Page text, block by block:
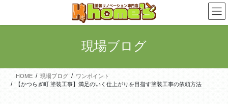
テ
移
ゲ
ン
現場ブログ
HOME 現場ブログ
ワンポイント
【かつらぎ町 塗装工事】満足のいく仕上がりを目指す塗装工事の依頼方法